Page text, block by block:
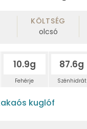
KÖLTSÉG
olcsó
10.9g
Fehérje
87.6g
Szénhidrát
kuglóf